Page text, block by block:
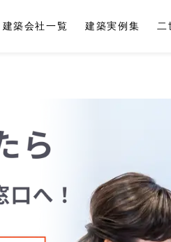
建築会社一覧 建築実例集 二